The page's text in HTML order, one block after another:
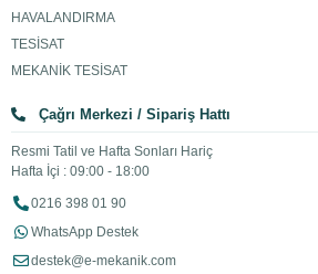
HAVALANDIRMA
TESİSAT
MEKANİK TESİSAT
Çağrı Merkezi / Sipariş Hattı
Resmi Tatil ve Hafta Sonları Hariç
Hafta İçi : 09:00 - 18:00
0216 398 01 90
WhatsApp Destek
destek@e-mekanik.com